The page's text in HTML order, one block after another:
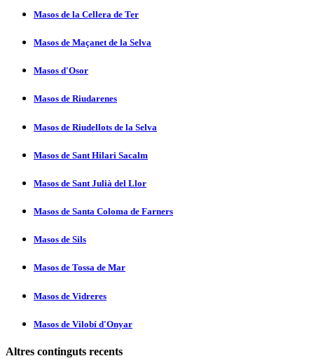
Masos de la Cellera de Ter
Masos de Maçanet de la Selva
Masos d'Osor
Masos de Riudarenes
Masos de Riudellots de la Selva
Masos de Sant Hilari Sacalm
Masos de Sant Julià del Llor
Masos de Santa Coloma de Farners
Masos de Sils
Masos de Tossa de Mar
Masos de Vidreres
Masos de Vilobí d'Onyar
Altres continguts recents